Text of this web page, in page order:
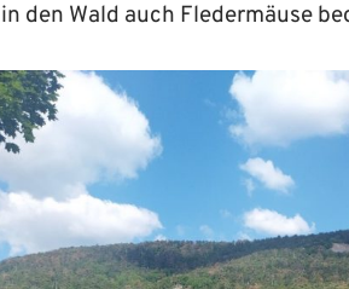
den Wald auch Fledermäuse